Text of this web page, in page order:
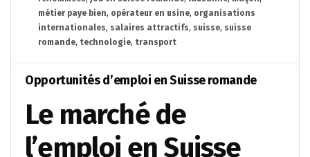
métier paye bien, opérateur en usine, organisations
internationales, salaires attractifs, suisse, suisse
romande, technologie, transport
Opportunités d’emploi en Suisse romande
Le marché de
l’emploi en Suisse